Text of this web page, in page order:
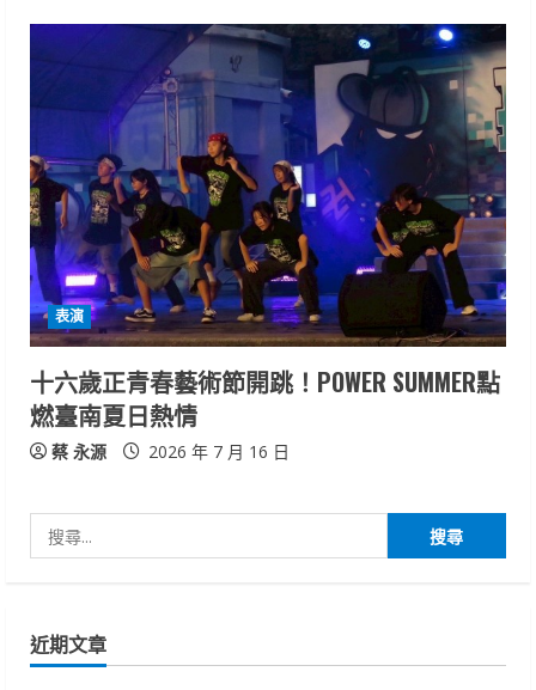
表演
十六歲正青春藝術節開跳！POWER SUMMER點
燃臺南夏日熱情
蔡 永源 2026 年 7 月 16 日
尋
字:
近期文章